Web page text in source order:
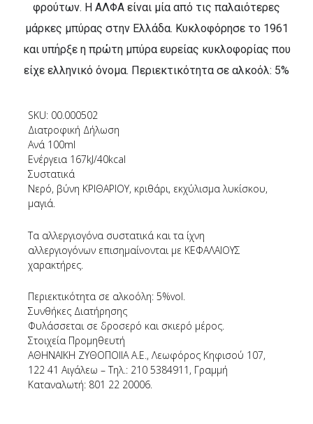
φρούτων. Η ΑΛΦΑ είναι μία από τις παλαιότερες
μάρκες μπύρας στην Ελλάδα. Κυκλοφόρησε το 1961
και υπήρξε η πρώτη μπύρα ευρείας κυκλοφορίας που
είχε ελληνικό όνομα. Περιεκτικότητα σε αλκοόλ: 5%
SKU: 00.000502
Διατροφική Δήλωση
Ανά 100ml
Ενέργεια 167kJ/40kcal
Συστατικά
Νερό, βύνη ΚΡΙΘΑΡΙΟΥ, κριθάρι, εκχύλισμα λυκίσκου,
μαγιά.
Τα αλλεργιογόνα συστατικά και τα ίχνη
αλλεργιογόνων επισημαίνονται με ΚΕΦΑΛΑΙΟΥΣ
χαρακτήρες.
Περιεκτικότητα σε αλκοόλη: 5%vol.
Συνθήκες Διατήρησης
Φυλάσσεται σε δροσερό και σκιερό μέρος.
Στοιχεία Προμηθευτή
ΑΘΗΝΑΪΚΗ ΖΥΘΟΠΟΙΙΑ Α.Ε., Λεωφόρος Κηφισού 107,
122 41 Αιγάλεω – Τηλ.: 210 5384911, Γραμμή
Καταναλωτή: 801 22 20006.